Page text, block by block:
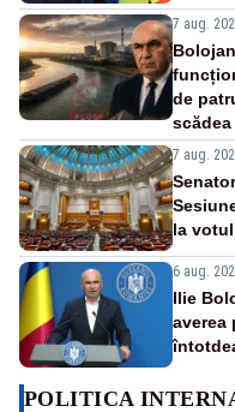
7 aug.
de
scădea
7 aug.
la
6 aug.
Ilie
averea
POLITICA